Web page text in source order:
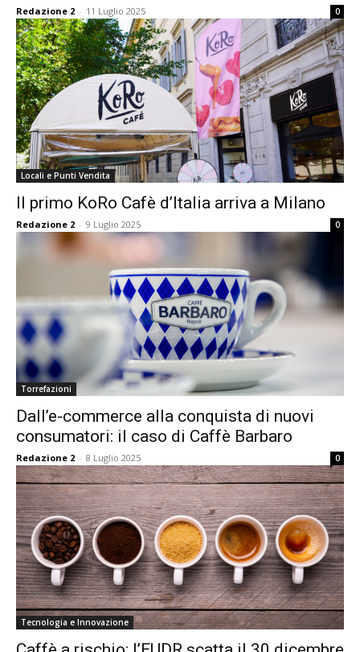
Redazione 2 - 11 Luglio 2025 0
Locali e Punti Vendita
Il primo KoRo Cafè d’Italia arriva a Milano
Redazione 2 - 9 Luglio 2025 0
Torrefazioni
Dall’e-commerce alla conquista di nuovi
consumatori: il caso di Caffè Barbaro
Redazione 2 - 8 Luglio 2025 0
Tecnologia e Innovazione